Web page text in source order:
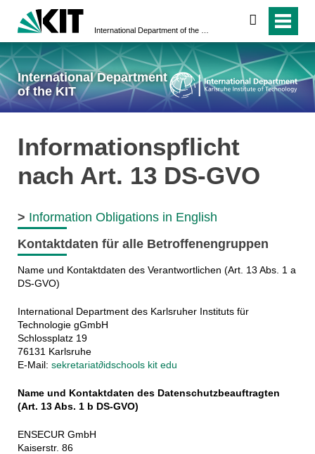
search
International Department
of the KIT
Informationspflicht
nach Art. 13 DS-GVO
> Information Obligations in English
Kontaktdaten für alle Betroffenengruppen
Name und Kontaktdaten des Verantwortlichen (Art. 13 Abs. 1 a
DS-GVO)
International Department des Karlsruher Instituts für
Technologie gGmbH
Schlossplatz 19
76131 Karlsruhe
E-Mail: sekretariat∂idschools kit edu
Name und Kontaktdaten des Datenschutzbeauftragten
(Art. 13 Abs. 1 b DS-GVO)
ENSECUR GmbH
Kaiserstr. 86